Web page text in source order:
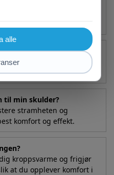
under sport?
ved aktivitet uten å
til min skulder?
stramheten og
komfort og effekt.
kroppsvarme og frigjør
at du opplever komfort i